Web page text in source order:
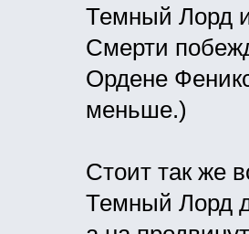
Темный Лорд
Смерти
Ордене
меньше.)
Стоит так же
Темный Лорд